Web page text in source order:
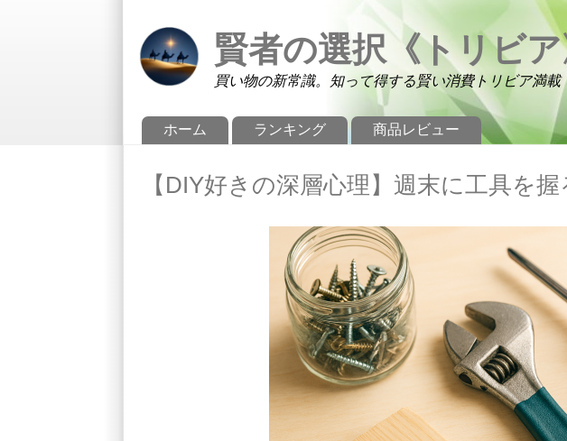
賢者の選択《トリビア
買い物の新常識。知って得する賢い消費トリビア満載
メインメニュー
ホーム ランキング 商品レビュー
【DIY好きの深層心理】週末に工具を